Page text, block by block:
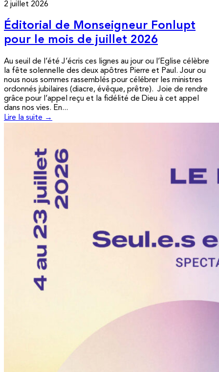
2 juillet 2026
Éditorial de Monseigneur Fonlupt
pour le mois de juillet 2026
Au seuil de l’été J’écris ces lignes au jour ou l’Eglise célèbre
la fête solennelle des deux apôtres Pierre et Paul. Jour ou
nous nous sommes rassemblés pour célébrer les ministres
ordonnés jubilaires (diacre, évêque, prêtre). Joie de rendre
grâce pour l’appel reçu et la fidélité de Dieu à cet appel
dans nos vies. En...
Lire la suite →